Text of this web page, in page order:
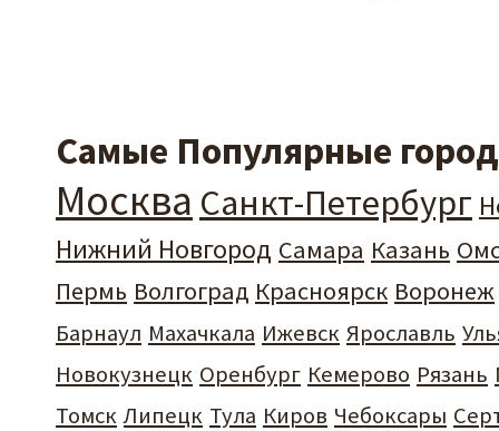
Самые Популярные
Москва Санкт-Петербург
Нижний Новгород Самара Казань
Пермь Волгоград Красноярск Воронеж
Барнаул Махачкала Ижевск Ярославль
Новокузнецк Оренбург Кемерово Рязань
Томск Липецк Тула Киров Чебоксары